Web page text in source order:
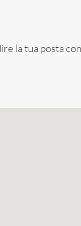
la tua posta